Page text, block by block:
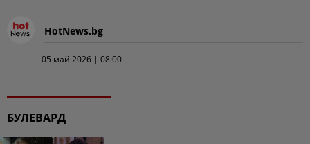
HotNews.bg
05 май 2026 | 08:00
БУЛЕВАРД